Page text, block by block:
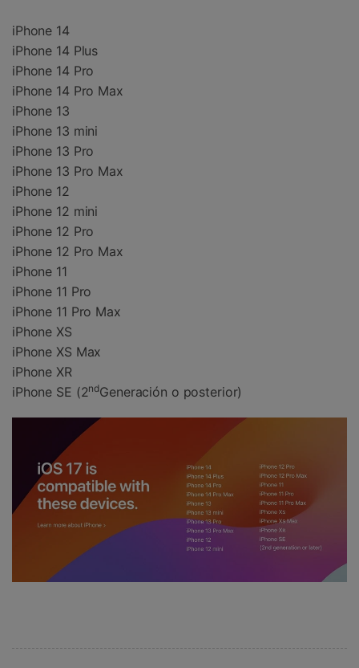
iPhone 14
iPhone 14 Plus
iPhone 14 Pro
iPhone 14 Pro Max
iPhone 13
iPhone 13 mini
iPhone 13 Pro
iPhone 13 Pro Max
iPhone 12
iPhone 12 mini
iPhone 12 Pro
iPhone 12 Pro Max
iPhone 11
iPhone 11 Pro
iPhone 11 Pro Max
iPhone XS
iPhone XS Max
iPhone XR
iPhone SE (2ndGeneración o posterior)